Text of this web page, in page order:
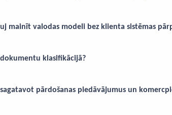
mainīt valodas modeli bez klienta sistēmas
klasifikācijā?
pārdošanas piedāvājumus un